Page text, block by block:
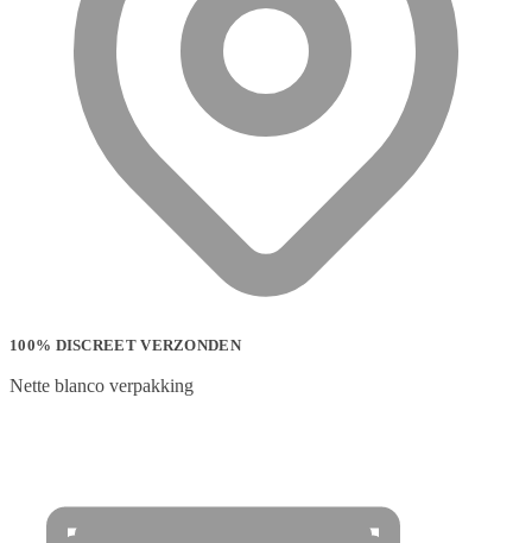
100% DISCREET VERZONDEN
Nette blanco verpakking